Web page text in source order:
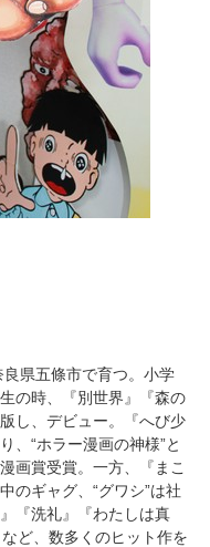
県五條市で育つ。小学
の時、『別世界』『森の
し、デビュー。『へび少
、“ホラー漫画の神様”と
画賞受賞。一方、『まこ
のギャグ、“グワシ”は社
『洗礼』『わたしは真
ど、数多くのヒット作を